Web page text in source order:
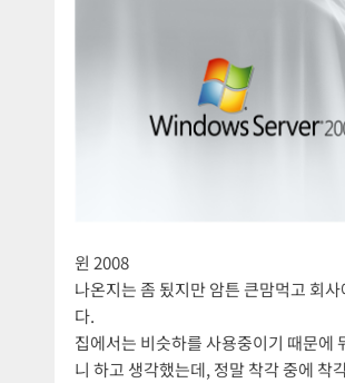
윈 2008
나온지는 좀 됬지만 암튼 큰맘먹고 회
다.
집에서는 비슷하를 사용중이기 때문에
니 하고 생각했는데, 정말 착각 중에 착